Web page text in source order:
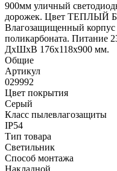
900мм уличный
дорожек. Цвет ТЕПЛЫЙ
Влагозащищенный
поликарбоната. Питание
ДхШхВ 176х118х900 мм.
Общие
Артикул
029992
Цвет покрытия
Серый
Класс пылевлагозащиты
IP54
Тип товара
Светильник
Способ монтажа
Накладной